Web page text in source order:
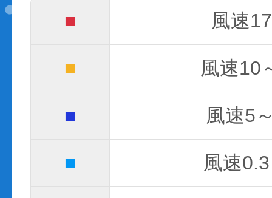
■ 風速
■ 風速10
■ 風速5
■ 風速